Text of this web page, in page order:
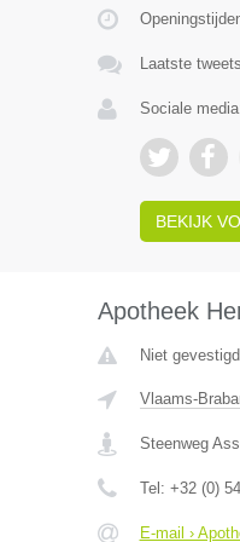
Laatste tweets
Sociale
BEKIJK
Apotheek
Niet
Vlaams-
Steenweg
Tel: +32 (0)
E-mail ›